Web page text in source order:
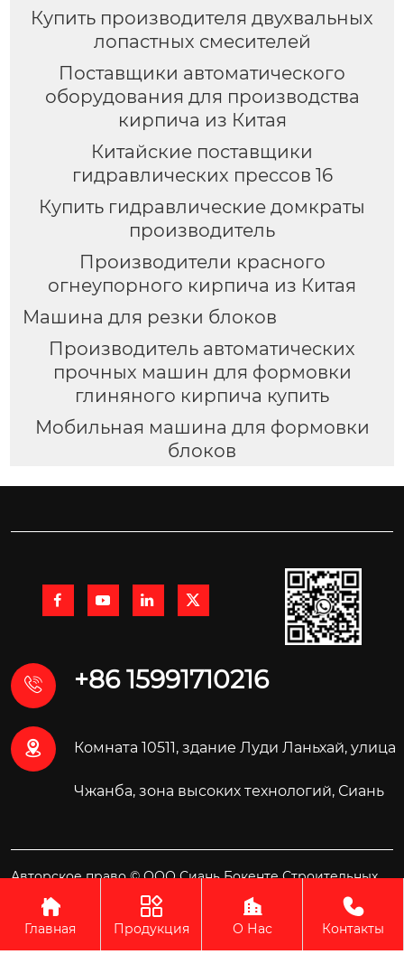
Купить производителя двухвальных
лопастных смесителей
Поставщики автоматического
оборудования для производства
кирпича из Китая
Китайские поставщики
гидравлических прессов 16
Купить гидравлические домкраты
производитель
Производители красного
огнеупорного кирпича из Китая
Машина для резки блоков
Производитель автоматических
прочных машин для формовки
глиняного кирпича купить
Мобильная машина для формовки
блоков
   
 +86 15991710216
 Комната 10511, здание Луди Ланьхай, улица
Чжанба, зона высоких технологий, Сиань
Авторское право © ООО Сиань Бокенте Строительных
Материалов Технология

Главная

Продукция

О Нас

Контакты